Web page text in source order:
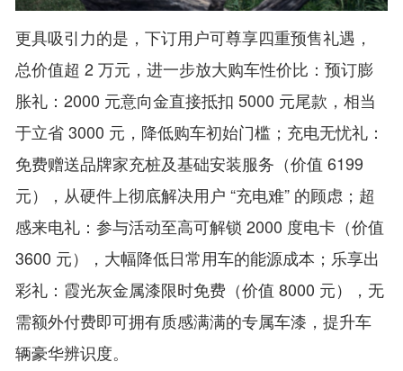
更具吸引力的是，下订用户可尊享四重预售礼遇，
总价值超 2 万元，进一步放大购车性价比：预订膨
胀礼：2000 元意向金直接抵扣 5000 元尾款，相当
于立省 3000 元，降低购车初始门槛；充电无忧礼：
免费赠送品牌家充桩及基础安装服务（价值 6199
元），从硬件上彻底解决用户 “充电难” 的顾虑；超
感来电礼：参与活动至高可解锁 2000 度电卡（价值
3600 元），大幅降低日常用车的能源成本；乐享出
彩礼：霞光灰金属漆限时免费（价值 8000 元），无
需额外付费即可拥有质感满满的专属车漆，提升车
辆豪华辨识度。